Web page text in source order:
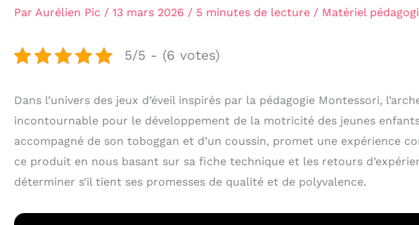
Par Aurélien Pic / 13 mars 2026 / 5 minutes de lecture / Matériel
5/5 - (6 votes)
Dans l’univers des jeux d’éveil inspirés par la pédagogie Montessori,
incontournable pour le développement de la motricité des jeunes
accompagné de son toboggan et d’un coussin, promet une expérience
ce produit en nous basant sur sa fiche technique et les retours
déterminer s’il tient ses promesses de qualité et de polyvalence.